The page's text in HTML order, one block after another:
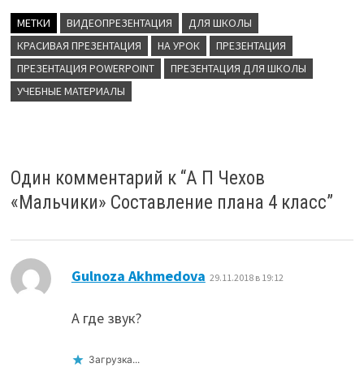
МЕТКИ ВИДЕОПРЕЗЕНТАЦИЯ
ДЛЯ ШКОЛЫ
КРАСИВАЯ ПРЕЗЕНТАЦИЯ
НА УРОК
ПРЕЗЕНТАЦИЯ
ПРЕЗЕНТАЦИЯ POWERPOINT
ПРЕЗЕНТАЦИЯ ДЛЯ ШКОЛЫ
УЧЕБНЫЕ МАТЕРИАЛЫ
Один комментарий к “А П Чехов
«Мальчики» Составление плана 4 класс”
Gulnoza Akhmedova 29.11.2018 в 19:12
А где звук?
Загрузка...